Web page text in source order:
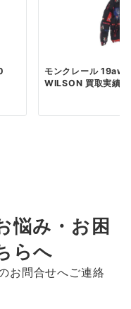
モンクレール
WILSON 買取実績
悩み・お困
らへ
お問合せへご連絡